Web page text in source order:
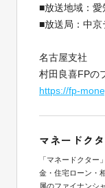
■放送地域：愛
■放送局：中京
名古屋支社
村田良喜FPの
https://fp-
マネードク
「マネードクター
金・住宅ローン・
属のファイナンシ